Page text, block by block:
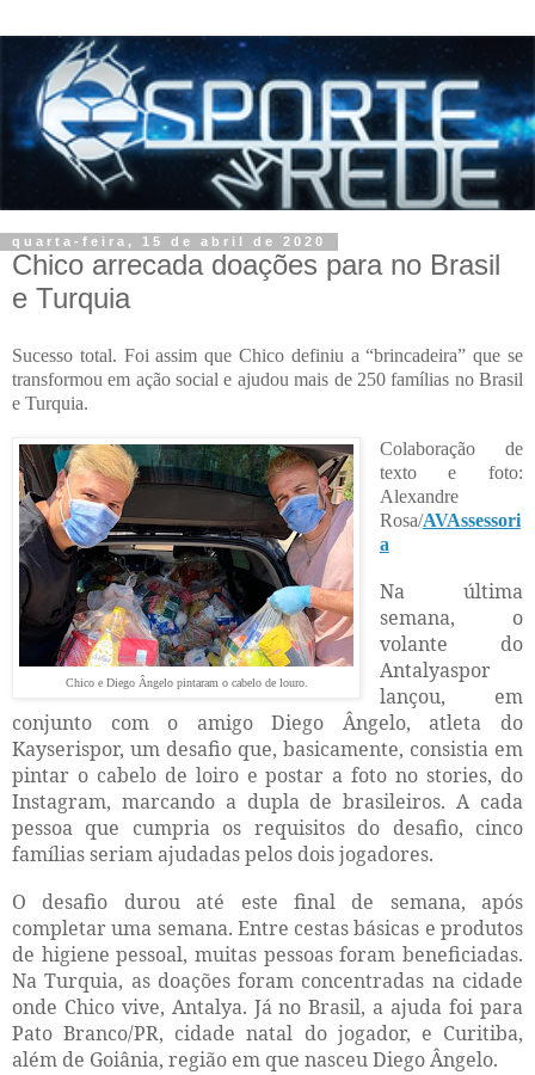
quarta-feira, 15 de abril de 2020
Chico arrecada doações para no Brasil
e Turquia
Sucesso total. Foi assim que Chico definiu a “brincadeira” que se
transformou em ação social e ajudou mais de 250 famílias no Brasil
e Turquia.
Chico e Diego Ângelo pintaram o cabelo de louro.
Colaboração de
texto e foto:
Alexandre
Rosa/AVAssessori
a
Na última
semana, o
volante do
Antalyaspor
lançou, em
conjunto com o amigo Diego Ângelo, atleta do
Kayserispor, um desafio que, basicamente, consistia em
pintar o cabelo de loiro e postar a foto no stories, do
Instagram, marcando a dupla de brasileiros. A cada
pessoa que cumpria os requisitos do desafio, cinco
famílias seriam ajudadas pelos dois jogadores.
O desafio durou até este final de semana, após
completar uma semana. Entre cestas básicas e produtos
de higiene pessoal, muitas pessoas foram beneficiadas.
Na Turquia, as doações foram concentradas na cidade
onde Chico vive, Antalya. Já no Brasil, a ajuda foi para
Pato Branco/PR, cidade natal do jogador, e Curitiba,
além de Goiânia, região em que nasceu Diego Ângelo.